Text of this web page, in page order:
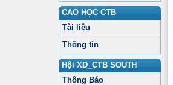
CAO HỌC CTB
Tài liệu
Thông tin
Hội XD_CTB SOUTH
Thông Báo